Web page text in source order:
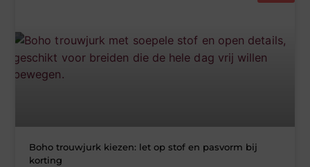
Boho trouwjurk kiezen: let op stof en pasvorm bij
korting